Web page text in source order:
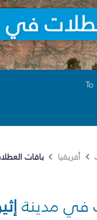
في
To
أفريقيا باقات
في مدينة